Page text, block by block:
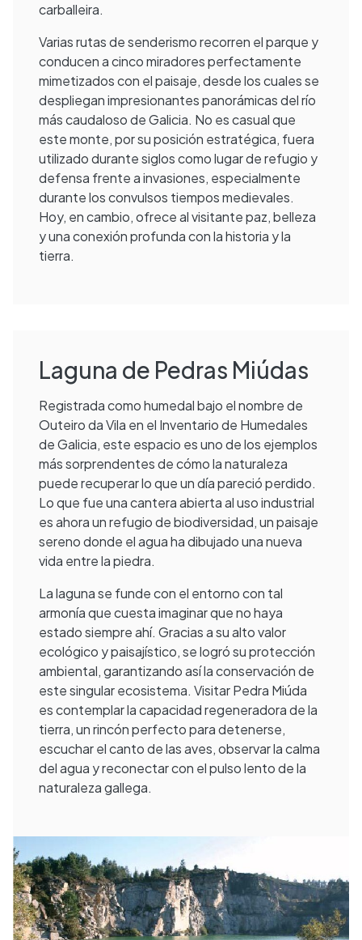
carballeira.
Varias rutas de senderismo recorren el parque y
conducen a cinco miradores perfectamente
mimetizados con el paisaje, desde los cuales se
despliegan impresionantes panorámicas del río
más caudaloso de Galicia. No es casual que
este monte, por su posición estratégica, fuera
utilizado durante siglos como lugar de refugio y
defensa frente a invasiones, especialmente
durante los convulsos tiempos medievales.
Hoy, en cambio, ofrece al visitante paz, belleza
y una conexión profunda con la historia y la
tierra.
Laguna de Pedras Miúdas
Registrada como humedal bajo el nombre de
Outeiro da Vila en el Inventario de Humedales
de Galicia, este espacio es uno de los ejemplos
más sorprendentes de cómo la naturaleza
puede recuperar lo que un día pareció perdido.
Lo que fue una cantera abierta al uso industrial
es ahora un refugio de biodiversidad, un paisaje
sereno donde el agua ha dibujado una nueva
vida entre la piedra.
La laguna se funde con el entorno con tal
armonía que cuesta imaginar que no haya
estado siempre ahí. Gracias a su alto valor
ecológico y paisajístico, se logró su protección
ambiental, garantizando así la conservación de
este singular ecosistema. Visitar Pedra Miúda
es contemplar la capacidad regeneradora de la
tierra, un rincón perfecto para detenerse,
escuchar el canto de las aves, observar la calma
del agua y reconectar con el pulso lento de la
naturaleza gallega.